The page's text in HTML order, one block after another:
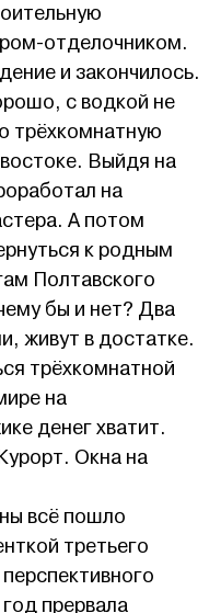
отделочником.
и закончилось.
с водкой не
трёхкомнатную
Выйдя на
на
А потом
к родным
Полтавского
бы и нет? Два
живут в достатке.
трёхкомнатной
на
денег хватит.
Окна на
всё пошло
третьего
прервала